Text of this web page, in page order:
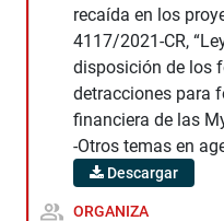
recaída en los
4117/2021-CR,
disposición de los
detracciones para
financiera de las
-Otros temas en
Descargar
ORGANIZA